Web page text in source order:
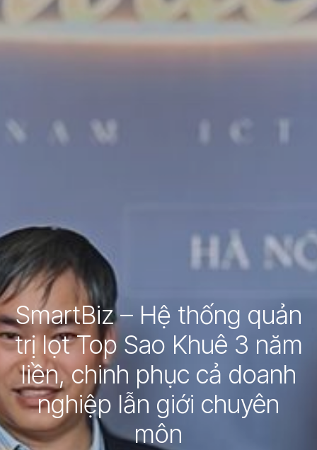
SmartBiz – Hệ thống quản
trị lọt Top Sao Khuê 3 năm
liền, chinh phục cả doanh
nghiệp lẫn giới chuyên
môn